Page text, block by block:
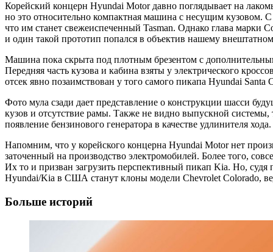
Корейский концерн Hyundai Motor давно поглядывает на
но это относительно компактная машина с несущим кузовом.
что им станет свежеиспеченный Tasman. Однако глава марки
и один такой прототип попался в объектив нашему
Машина пока скрыта под плотным брезентом с
Передняя часть кузова и кабина взяты у электрического
отсек явно позаимствован у того самого пикапа Hyundai
Фото мула сзади дает представление о конструкции шасси
кузов и отсутствие рамы. Также не видно выпускной
появление бензинового генератора в качестве удлинителя
Напомним, что у корейского концерна Hyundai Motor нет
заточенный на производство электромобилей. Более того,
Их то и призван загрузить перспективный пикап Kia. Но,
Hyundai/Kia в США станут клоны модели Chevrolet Colorado,
Больше историй